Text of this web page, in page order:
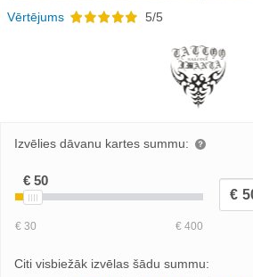
Vērtējums 5/5
Izvēlies dāvanu kartes summu:
Citi visbiežāk izvēlas šādu summu: